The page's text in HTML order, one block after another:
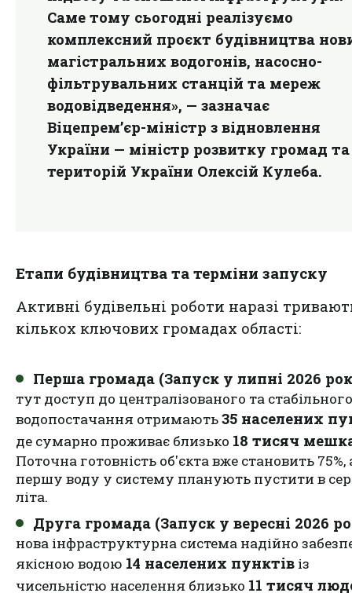
Саме тому сьогодні реалізуємо
комплексний проєкт будівництва
магістральних водогонів, насосно-
фільтрувальних станцій та мереж
водовідведення», — зазначає
Віцепрем’єр-міністр з відновлення
України — міністр розвитку громад та
територій України Олексій Кулеба.
Етапи будівництва та терміни запуску
Активні будівельні роботи наразі
кількох ключових громадах області:
Перша громада (Запуск у липні 2026
тут доступ до централізованого та стабільного
водопостачання отримають35 населених
де сумарно проживає близько 18 тисяч
Поточна готовність об'єкта вже становить 75%,
першу воду у систему планують пустити в
літа.
Друга громада (Запуск у вересні 2026
нова інфраструктурна система надійно
якісною водою 14 населених пунктів із
чисельністю населення близько 11 тисяч